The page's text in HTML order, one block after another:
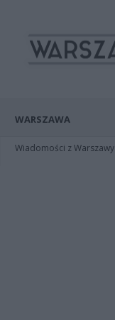
WARSZAWA
Wiadomości z Warszawy